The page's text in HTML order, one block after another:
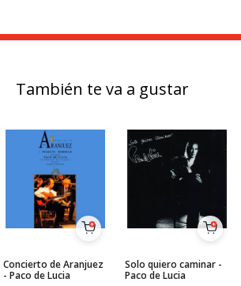
También te va a gustar
Concierto de Aranjuez
- Paco de Lucia
Solo quiero caminar -
Paco de Lucia